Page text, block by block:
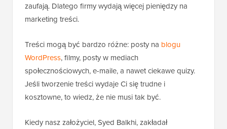
zaufają. Dlatego firmy wydają więcej pieniędzy na
marketing treści.
Treści mogą być bardzo różne: posty na blogu
WordPress, filmy, posty w mediach
społecznościowych, e-maile, a nawet ciekawe quizy.
Jeśli tworzenie treści wydaje Ci się trudne i
kosztowne, to wiedz, że nie musi tak być.
Kiedy nasz założyciel, Syed Balkhi, zakładał